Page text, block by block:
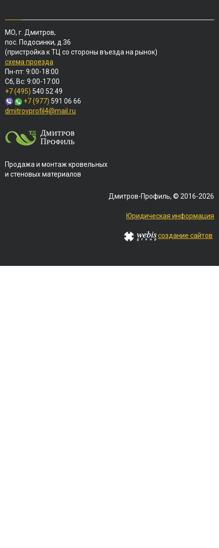
МО, г. Дмитров,
пос. Подосинки, д.36
(пристройка к ТЦ со стороны въезда на рынок)
схема проезда
Пн-пт: 9:00-18:00
Сб, Вс: 9:00-17:00
+7 (495) 540 52 49
+7 (977) 591 06 66
dmitrovprofil4@mail.ru
Продажа и монтаж кровельных
и стеновых материалов
Дмитров-Профиль, © 2016-2026
Юридическая информация
создание сайтов